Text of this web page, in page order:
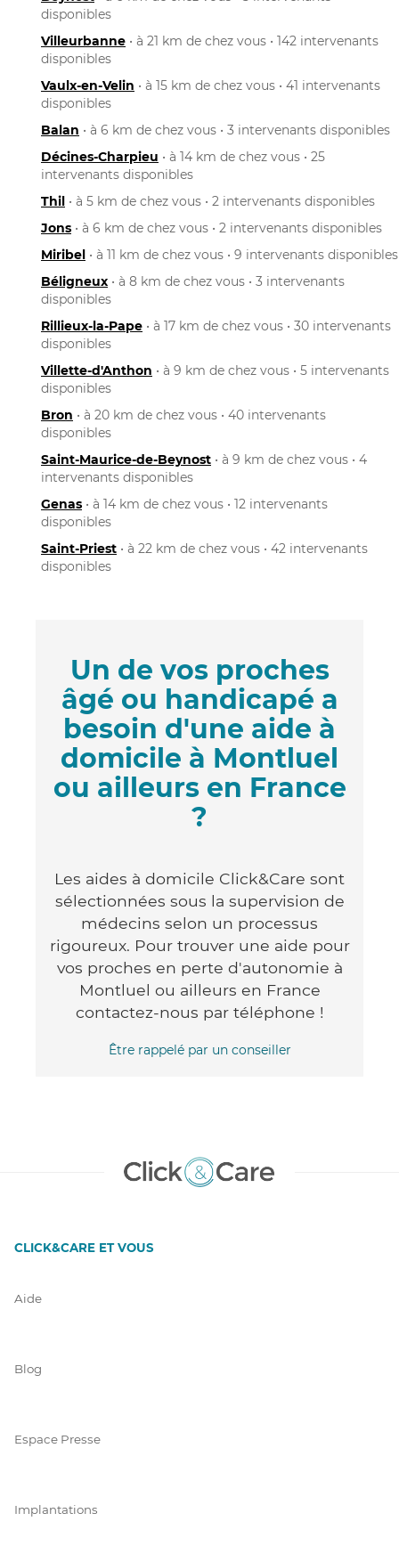
disponibles
Villeurbanne • à 21 km de chez vous • 142 intervenants
disponibles
Vaulx-en-Velin • à 15 km de chez vous • 41 intervenants
disponibles
Balan • à 6 km de chez vous • 3 intervenants disponibles
Décines-Charpieu • à 14 km de chez vous • 25
intervenants disponibles
Thil • à 5 km de chez vous • 2 intervenants disponibles
Jons • à 6 km de chez vous • 2 intervenants disponibles
Miribel • à 11 km de chez vous • 9 intervenants disponibles
Béligneux • à 8 km de chez vous • 3 intervenants
disponibles
Rillieux-la-Pape • à 17 km de chez vous • 30 intervenants
disponibles
Villette-d'Anthon • à 9 km de chez vous • 5 intervenants
disponibles
Bron • à 20 km de chez vous • 40 intervenants
disponibles
Saint-Maurice-de-Beynost • à 9 km de chez vous • 4
intervenants disponibles
Genas • à 14 km de chez vous • 12 intervenants
disponibles
Saint-Priest • à 22 km de chez vous • 42 intervenants
disponibles
Un de vos proches
âgé ou handicapé a
besoin d'une aide à
domicile à Montluel
ou ailleurs en France
?
Les aides à domicile Click&Care sont
sélectionnées sous la supervision de
médecins selon un processus
rigoureux. Pour trouver une aide pour
vos proches en perte d'autonomie à
Montluel ou ailleurs en France
contactez-nous par téléphone !
Être rappelé par un conseiller
CLICK&CARE ET VOUS
Aide
Blog
Espace Presse
Implantations